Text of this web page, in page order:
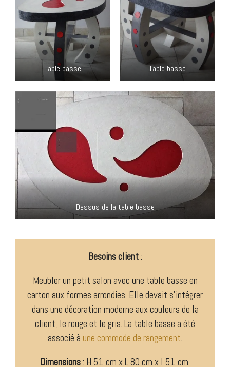
Table basse Table basse
Dessus de la table basse
Besoins client:
Meubler un petit salon avec une table basse en
carton aux formes arrondies. Elle devait s’intégrer
dans une décoration moderne aux couleurs de la
client, le rouge et le gris. La table basse a été
associé à une commode de rangement.
Dimensions: H 51 cm x L 80 cm x l 51 cm